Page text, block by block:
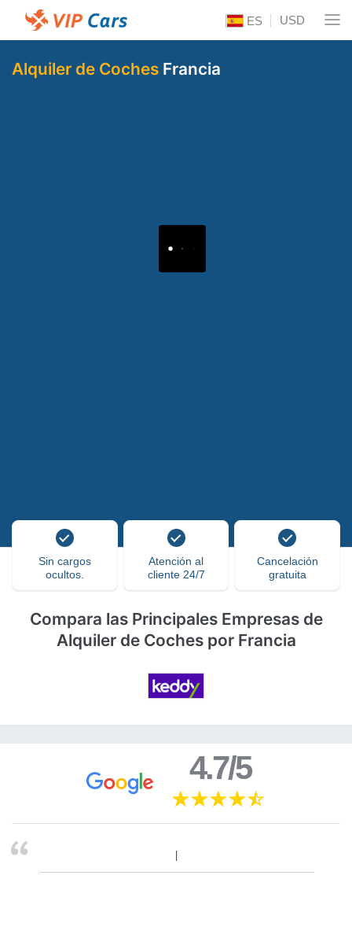
ES USD
Alquiler de Coches Francia
Sin cargos
ocultos.
Atención al
cliente 24/7
Cancelación
gratuita
Compara las Principales Empresas de
Alquiler de Coches por Francia
4.7/5